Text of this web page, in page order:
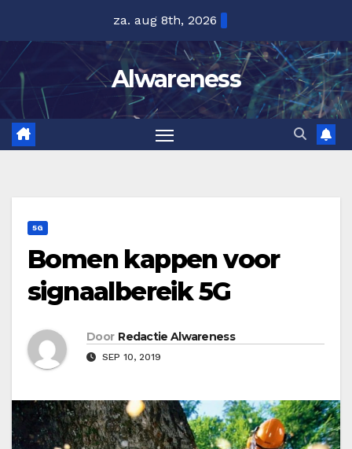
inhoud
za. aug 8th, 2026
Alwareness
5G
Bomen kappen voor
signaalbereik 5G
Door Redactie Alwareness
SEP 10, 2019